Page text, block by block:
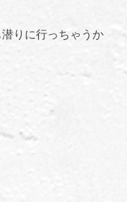
りに行っちゃうか